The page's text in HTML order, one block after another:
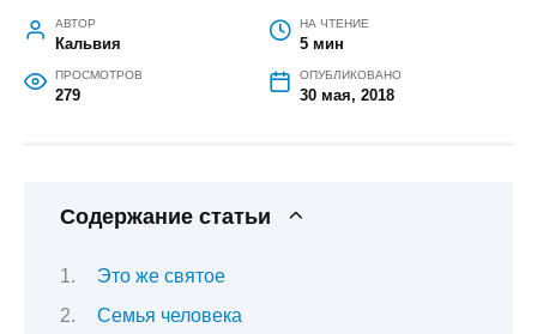
АВТОР
Кальвия
НА ЧТЕНИЕ
5 мин
ПРОСМОТРОВ
279
ОПУБЛИКОВАНО
30 мая, 2018
Содержание статьи
Это же святое
Семья человека